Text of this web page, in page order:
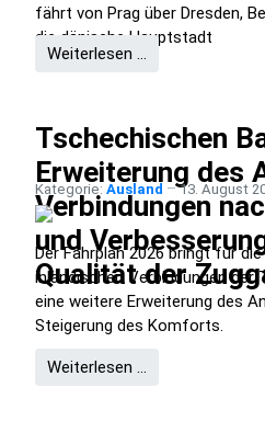
fährt von Prag über Dresden,
die dänische Hauptstadt
Weiterlesen …
Tschechischen
Erweiterung des
Verbindungen
und
Qualität der
Kategorie: Ausland 13. August
Der Fahrplan 2026 bringt für
inländischen Verbindungen der
eine weitere Erweiterung des
Steigerung des Komforts.
Weiterlesen …